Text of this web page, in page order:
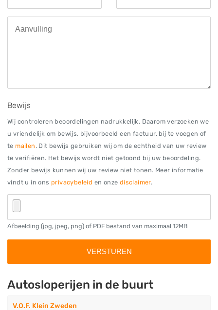
Bewijs
Wij controleren beoordelingen nadrukkelijk. Daarom verzoeken we
u vriendelijk om bewijs, bijvoorbeeld een factuur, bij te voegen of
te mailen . Dit bewijs gebruiken wij om de echtheid van uw review
te verifiëren. Het bewijs wordt niet getoond bij uw beoordeling.
Zonder bewijs kunnen wij uw review niet tonen. Meer informatie
vindt u in ons privacybeleid en onze disclaimer.
Afbeelding (jpg, jpeg, png) of PDF bestand van maximaal 12MB
Autosloperijen in de buurt
V.O.F. Klein Zweden